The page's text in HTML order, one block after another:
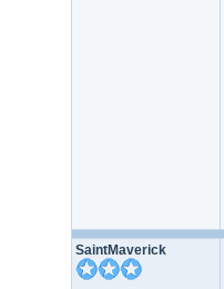
SaintMaverick